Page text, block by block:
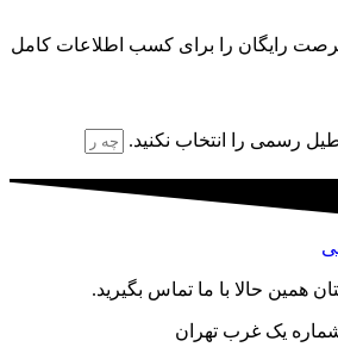
رایگان را برای کسب اطلاعات کامل
رسمی را انتخاب نکنید.
همین حالا با ما تماس بگیرید.
یک غرب تهران